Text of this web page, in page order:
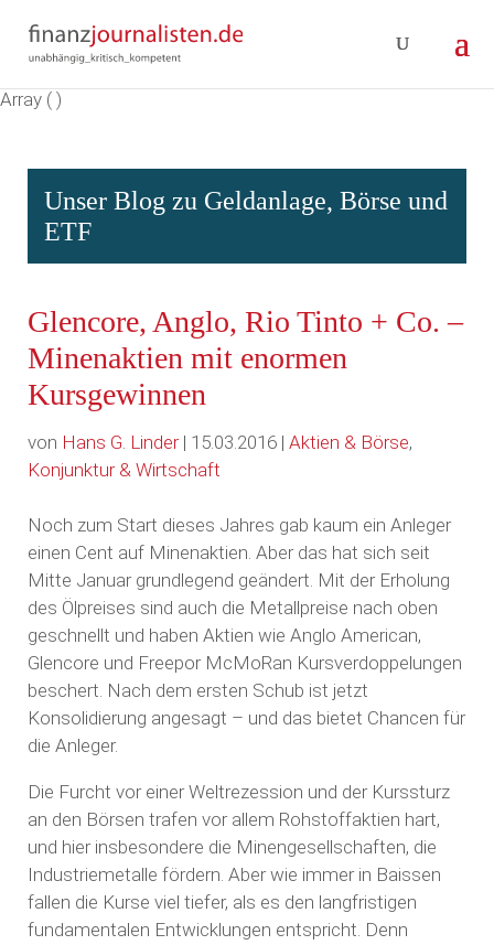
Array ( )
Unser Blog zu Geldanlage, Börse und
ETF
Glencore, Anglo, Rio Tinto + Co. –
Minenaktien mit enormen
Kursgewinnen
von Hans G. Linder| 15.03.2016 | Aktien & Börse,
Konjunktur & Wirtschaft
Noch zum Start dieses Jahres gab kaum ein Anleger
einen Cent auf Minenaktien. Aber das hat sich seit
Mitte Januar grundlegend geändert. Mit der Erholung
des Ölpreises sind auch die Metallpreise nach oben
geschnellt und haben Aktien wie Anglo American,
Glencore und Freepor McMoRan Kursverdoppelungen
beschert. Nach dem ersten Schub ist jetzt
Konsolidierung angesagt – und das bietet Chancen für
die Anleger.
Die Furcht vor einer Weltrezession und der Kurssturz
an den Börsen trafen vor allem Rohstoffaktien hart,
und hier insbesondere die Minengesellschaften, die
Industriemetalle fördern. Aber wie immer in Baissen
fallen die Kurse viel tiefer, als es den langfristigen
fundamentalen Entwicklungen entspricht. Denn